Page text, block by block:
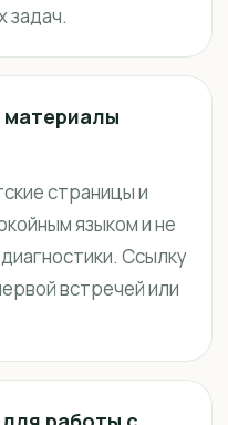
задач.
страницы и
языком и не
Ссылку
встречей или